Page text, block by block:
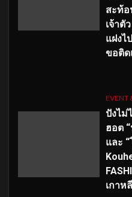
สะท้
เจ้าตั
แฝงไ
ขอติด
EVENT
ปังไม่
ฮอต
และ
เกาห